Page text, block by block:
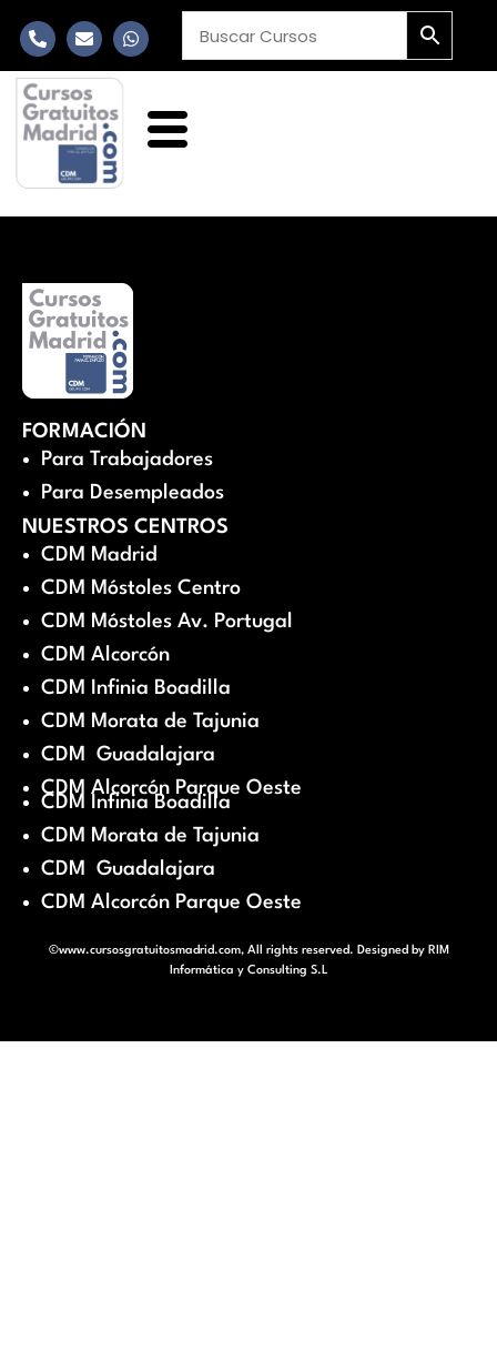
FORMACIÓN
Para Trabajadores
Para Desempleados
NUESTROS CENTROS
CDM Madrid
CDM Móstoles Centro
CDM Móstoles Av. Portugal
CDM Alcorcón
CDM Infinia Boadilla
CDM Morata de Tajunia
CDM Guadalajara
CDM Alcorcón Parque Oeste
CDM Infinia Boadilla
CDM Morata de Tajunia
CDM Guadalajara
CDM Alcorcón Parque Oeste
©www.cursosgratuitosmadrid.com, All rights reserved. Designed by RIM
Informática y Consulting S.L